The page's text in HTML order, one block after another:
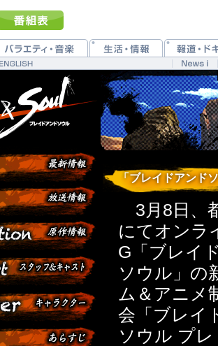
「ブレイドアンド
3月8日、
にてオンラ
G「ブレイ
ソウル」の
ム＆アニメ
会「ブレイ
ソウル プ